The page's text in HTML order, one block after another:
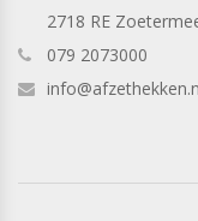
2718 RE
079 2073000